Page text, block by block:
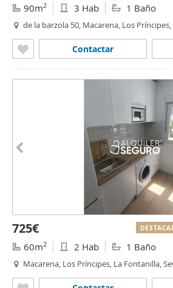
90m2 3 Hab 1 Baño
de la barzola 50, Macarena, Los
Contactar
725€
60m2 2 Hab 1 Baño
Macarena, Los Príncipes, La Fontanilla,